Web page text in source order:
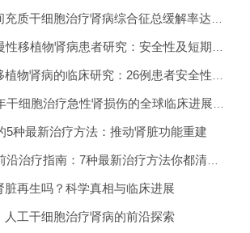
5种最新治疗方法：推动肾脏功能重建
脏再生吗？科学真相与临床进展
人工干细胞治疗肾病的前沿探索